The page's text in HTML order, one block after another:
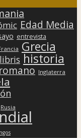
Edad Media
entrevista
Grecia
historia
Inglaterra
Rusia